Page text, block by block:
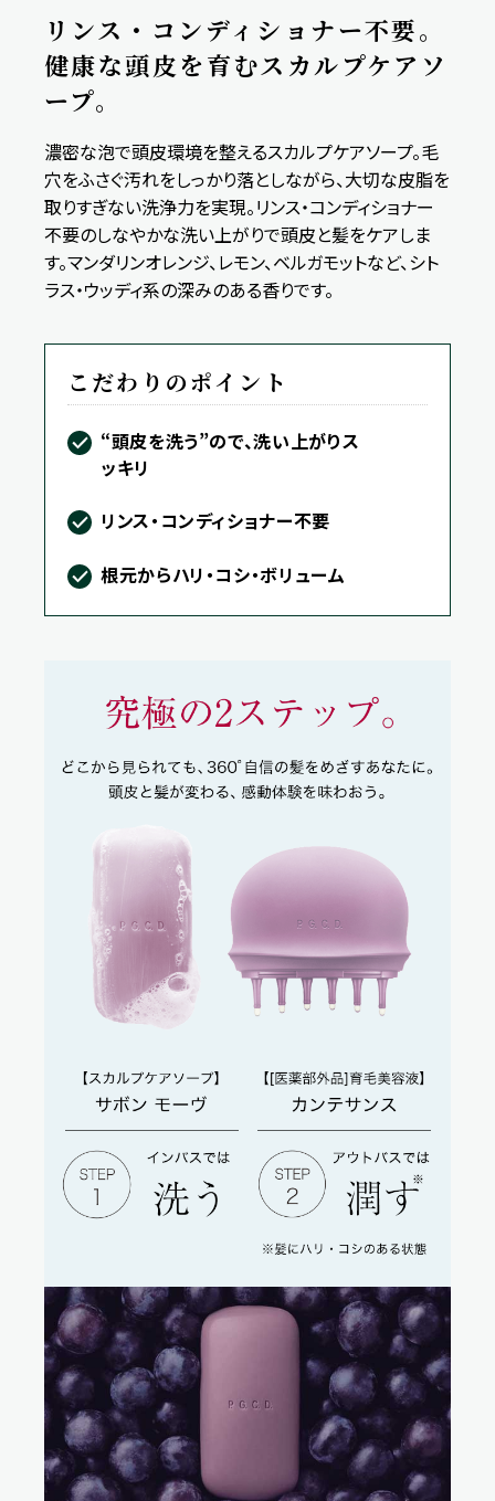
リンス・コンディショナー不要。
健康な頭皮を育むスカルプケアソ
ープ。
濃密な泡で頭皮環境を整えるスカルプケアソープ。毛
穴をふさぐ汚れをしっかり落としながら、大切な皮脂を
取りすぎない洗浄力を実現。リンス・コンディショナー
不要のしなやかな洗い上がりで頭皮と髪をケアしま
す。マンダリンオレンジ、レモン、ベルガモットなど、シト
ラス・ウッディ系の深みのある香りです。
こだわりのポイント
“頭皮を洗う”ので、洗い上がりス
ッキリ
リンス・コンディショナー不要
根元からハリ・コシ・ボリューム